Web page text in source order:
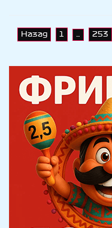
«Америк»
Навигация
записям
Назад 1 253